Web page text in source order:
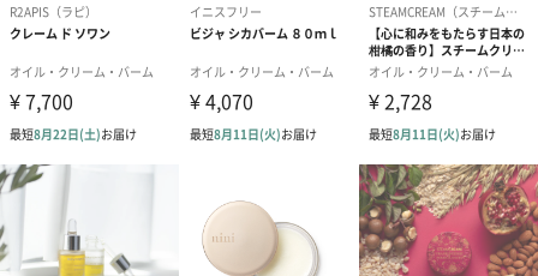
バスオイルに
●お湯を張ったバスタブに適量入れると、 アロマの香りでゆった
りとしたバスタイムをお楽しみいただけます。
「NUXE（ニュクス）」
ナチュラルで、心地よい製品を30年にわたり追求し続けてきたフ